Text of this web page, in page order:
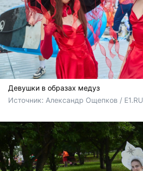
Девушки в образах медуз
Источник: Александр Ощепков / E1.RU